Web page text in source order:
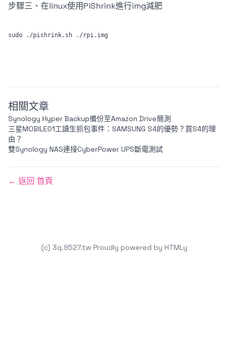
步驟三、在linux使用PiShrink進行img減肥
相關文章
Synology Hyper Backup備份至Amazon Drive簡測
三星MOBILE01工讀生抓包事件：SAMSUNG S4的優勢？買S4的理
由？
雙Synology NAS連接CyberPower UPS斷電測試
← 返回 首頁
(c) 3q.9527.tw Proudly powered by HTMLy